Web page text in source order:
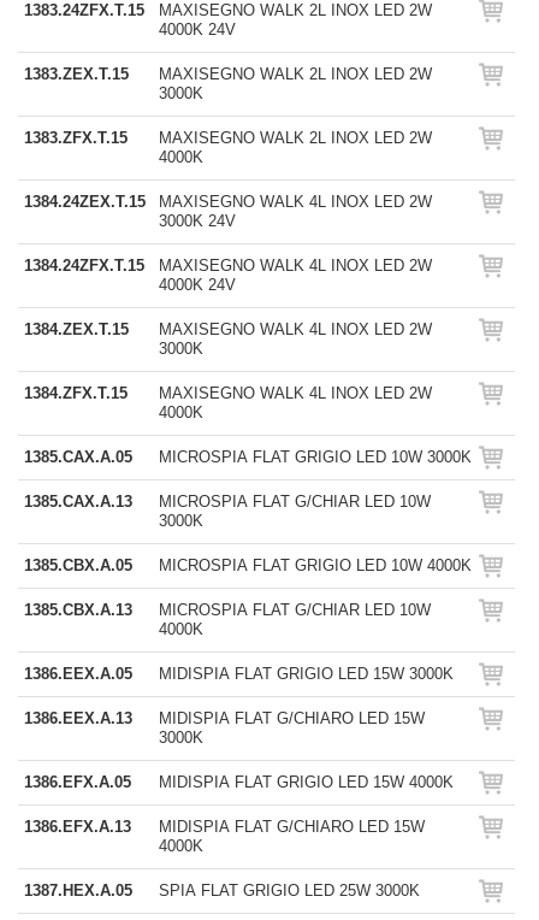
1383.24ZFX.T.15
MAXISEGNO WALK 2L INOX LED 2W
4000K 24V
1383.ZEX.T.15
MAXISEGNO WALK 2L INOX LED 2W
3000K
1383.ZFX.T.15
MAXISEGNO WALK 2L INOX LED 2W
4000K
1384.24ZEX.T.15
MAXISEGNO WALK 4L INOX LED 2W
3000K 24V
1384.24ZFX.T.15
MAXISEGNO WALK 4L INOX LED 2W
4000K 24V
1384.ZEX.T.15
MAXISEGNO WALK 4L INOX LED 2W
3000K
1384.ZFX.T.15
MAXISEGNO WALK 4L INOX LED 2W
4000K
1385.CAX.A.05 MICROSPIA FLAT GRIGIO LED 10W 3000K
1385.CAX.A.13
MICROSPIA FLAT G/CHIAR LED 10W
3000K
1385.CBX.A.05 MICROSPIA FLAT GRIGIO LED 10W 4000K
1385.CBX.A.13
MICROSPIA FLAT G/CHIAR LED 10W
4000K
1386.EEX.A.05 MIDISPIA FLAT GRIGIO LED 15W 3000K
1386.EEX.A.13
MIDISPIA FLAT G/CHIARO LED 15W
3000K
1386.EFX.A.05 MIDISPIA FLAT GRIGIO LED 15W 4000K
1386.EFX.A.13
MIDISPIA FLAT G/CHIARO LED 15W
4000K
1387.HEX.A.05 SPIA FLAT GRIGIO LED 25W 3000K